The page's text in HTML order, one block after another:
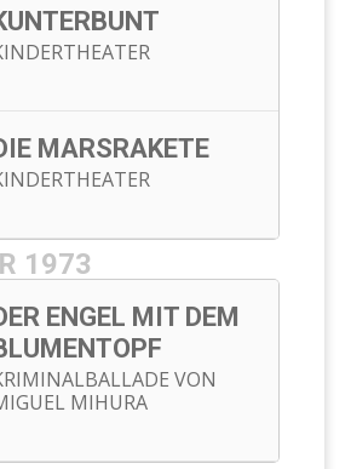
MARSRAKETE
1973
ENGEL MIT DEM
VON
MIHURA